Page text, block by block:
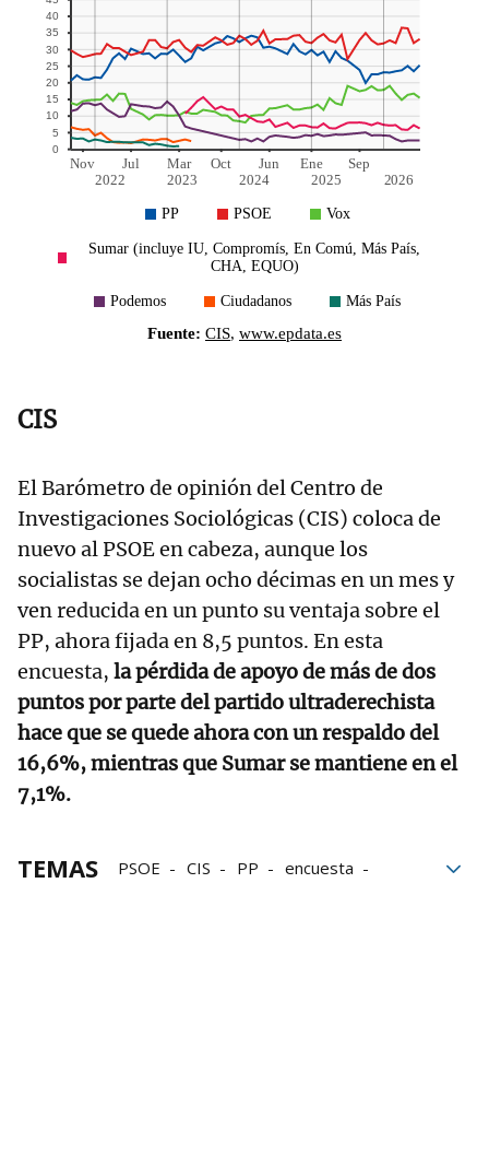
CIS
El Barómetro de opinión del Centro de
Investigaciones Sociológicas (CIS) coloca de
nuevo al PSOE en cabeza, aunque los
socialistas se dejan ocho décimas en un mes y
ven reducida en un punto su ventaja sobre el
PP, ahora fijada en 8,5 puntos. En esta
encuesta, la pérdida de apoyo de más de dos
puntos por parte del partido ultraderechista
hace que se quede ahora con un respaldo del
16,6%, mientras que Sumar se mantiene en el
7,1%.
TEMAS PSOE CIS PP
encuesta